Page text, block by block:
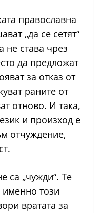
православна
„да се сетят“
не става чрез
да предложат
за отказ от
раните от
отново. И така,
и произход е
отчуждение,
са „чужди“. Те
именно този
вратата за